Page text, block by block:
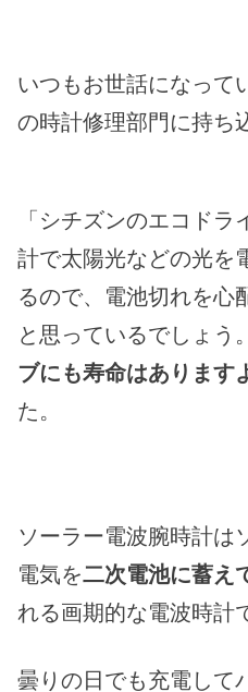
いつもお世話になっ
の時計修理部門に持ち
「シチズンのエコド
計で太陽光などの光を
るので、電池切れを心
と思っているでしょう。
ブにも寿命はあります
た。
ソーラー電波腕時計は
電気を二次電池に蓄え
れる画期的な電波時計
曇りの日でも充電して